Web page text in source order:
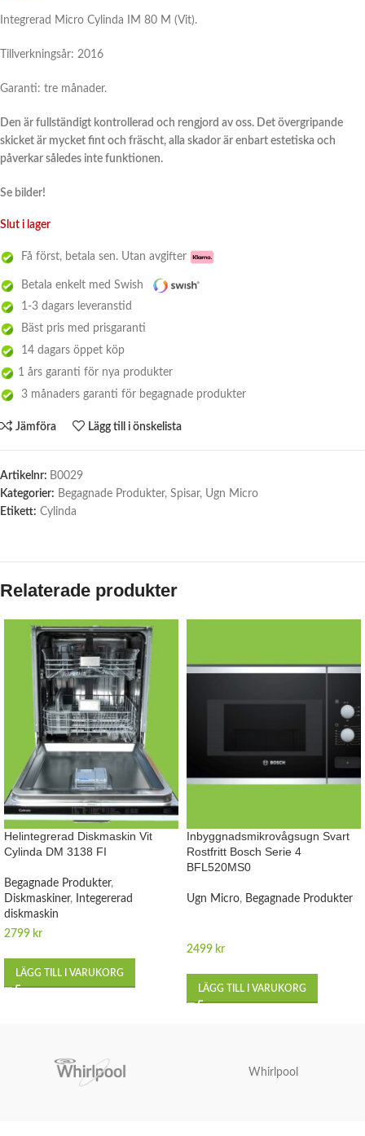
Integrerad Micro Cylinda IM 80 M (Vit).
Tillverkningsår: 2016
Garanti: tre månader.
Den är fullständigt kontrollerad och rengjord av oss. Det övergripande
skicket är mycket fint och fräscht, alla skador är enbart estetiska och
påverkar således inte funktionen.
Se bilder!
Slut i lager
Få först, betala sen. Utan avgifter
Betala enkelt med Swish
1-3 dagars leveranstid
Bäst pris med prisgaranti
14 dagars öppet köp
1 års garanti för nya produkter
3 månaders garanti för begagnade produkter
Jämföra Lägg till i önskelista
Artikelnr: B0029
Kategorier: Begagnade Produkter, Spisar, Ugn Micro
Etikett: Cylinda
Relaterade produkter
Helintegrerad Diskmaskin Vit
Cylinda DM 3138 FI
Begagnade Produkter,
Diskmaskiner,
Integererad
diskmaskin
2799 kr
LÄGG TILL I VARUKORG
Inbyggnadsmikrovågsugn Svart
Rostfritt Bosch Serie 4
BFL520MS0
Ugn Micro, Begagnade Produkter
2499 kr
LÄGG TILL I VARUKORG
Whirlpool